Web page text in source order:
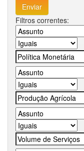
Filtros correntes: